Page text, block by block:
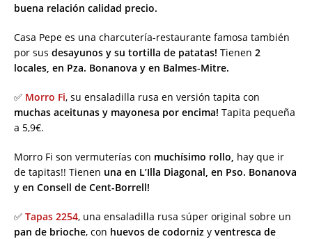
buena relación calidad precio.
Casa Pepe es una charcutería-restaurante famosa también
por sus desayunos y su tortilla de patatas! Tienen 2
locales, en Pza. Bonanova y en Balmes-Mitre.
✅ Morro Fi, su ensaladilla rusa en versión tapita con
muchas aceitunas y mayonesa por encima! Tapita pequeña
a 5,9€.
Morro Fi son vermuterías con muchísimo rollo, hay que ir
de tapitas!! Tienen una en L’Illa Diagonal, en Pso. Bonanova
y en Consell de Cent-Borrell!
✅ Tapas 2254, una ensaladilla rusa súper original sobre un
pan de brioche, con huevos de codorniz y ventresca de